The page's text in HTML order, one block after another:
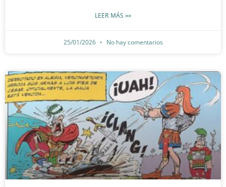
LEER MÁS »»
25/01/2026 No hay comentarios